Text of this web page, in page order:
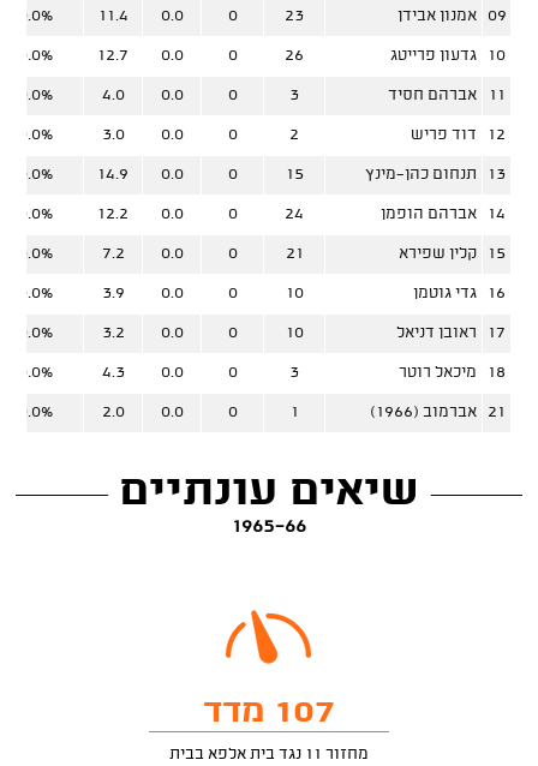
09 אמנון אבידן 23
0
0.0
11.4
0.0%
10 גדעון פרייטג 26
0
0.0
12.7
0.0%
11 אברהם חסיד 3
0
0.0
4.0
0.0%
12 דוד פריש 2
0
0.0
3.0
0.0%
13 תנחום כהן-מינץ 15
0
0.0
14.9
0.0%
14 אברהם הופמן 24
0
0.0
12.2
0.0%
15 קלין שפירא 21
0
0.0
7.2
0.0%
16 גדי גוטמן 10
0
0.0
3.9
0.0%
17 ראובן דניאל 10
0
0.0
3.2
0.0%
18 מיכאל רוטר 3
0
0.0
4.3
0.0%
21 אברמוב (1966) 1
0
0.0
2.0
0.0%
שיאים עונתיים
1965-66
107 מדד
מחזור 11 נגד בית אלפא בבית